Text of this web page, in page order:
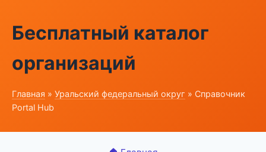
Бесплатный каталог
организаций
Главная » Уральский федеральный округ » Справочник
Portal Hub